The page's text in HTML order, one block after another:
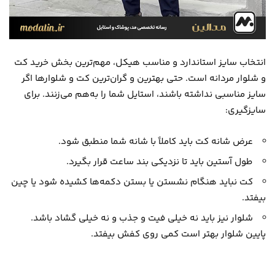
انتخاب سایز استاندارد و مناسب هیکل، مهم‌ترین بخش خرید کت
و شلوار مردانه است. حتی بهترین و گران‌ترین کت و شلوارها اگر
سایز مناسبی نداشته باشند، استایل شما را به‌هم می‌زنند. برای
سایزگیری:
عرض شانه کت باید کاملاً با شانه شما منطبق شود.
طول آستین باید تا نزدیکی بند ساعت قرار بگیرد.
کت نباید هنگام نشستن یا بستن دکمه‌ها کشیده شود یا چین
بیفتد.
شلوار نیز باید نه خیلی فیت و جذب و نه خیلی گشاد باشد.
پایین شلوار بهتر است کمی روی کفش بیفتد.